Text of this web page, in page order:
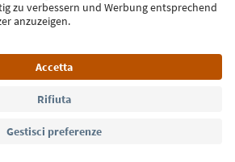
Südtirol Guide App